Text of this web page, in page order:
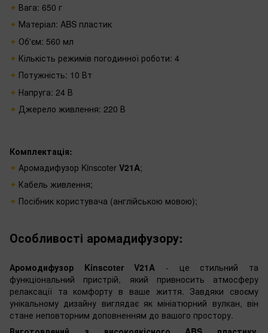
Вага: 650 г
Матеріал: ABS пластик
Об'єм: 560 мл
Кількість режимів погодинної роботи: 4
Потужність: 10 Вт
Напруга: 24 В
Джерело живлення: 220 В
Комплектація:
Аромадифузор Kinscoter V21A;
Кабель живлення;
Посібник користувача (англійською мовою);
Особливості аромадифузору:
Аромодифузор Kinscoter V21A - це стильний та
функціональний пристрій, який привносить атмосферу
релаксації та комфорту в ваше життя. Завдяки своєму
унікальному дизайну виглядає як мініатюрний вулкан, він
стане неповторним доповненням до вашого простору.